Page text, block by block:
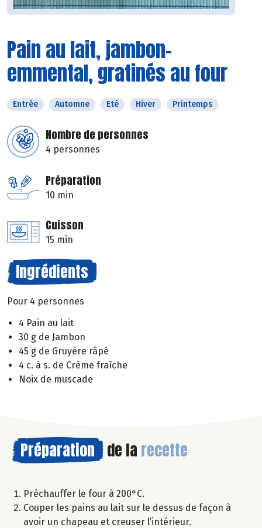
Pain au lait, jambon-
emmental, gratinés au four
Entrée Automne Eté Hiver Printemps
Nombre de personnes
4 personnes
Préparation
10 min
Cuisson
15 min
Ingrédients
Pour 4 personnes
4 Pain au lait
30 g de Jambon
45 g de Gruyère râpé
4 c. à s. de Crème fraîche
Noix de muscade
Préparation de la recette
Préchauffer le four à 200°C.
Couper les pains au lait sur le dessus de façon à
avoir un chapeau et creuser l’intérieur.